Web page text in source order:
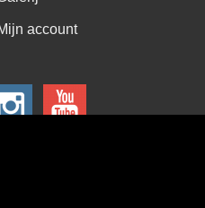
account